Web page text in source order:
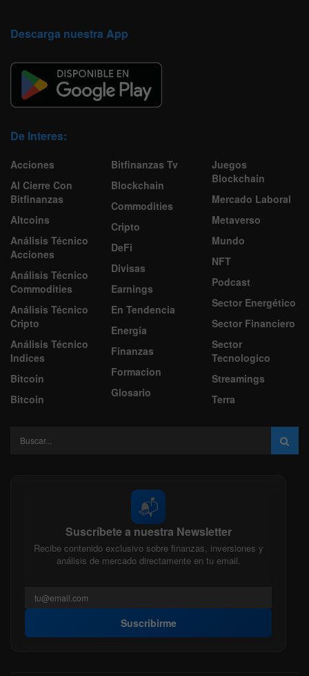
Descarga nuestra App
De Interes:
Acciones
Al Cierre Con
Bitfinanzas
Altcoins
Análisis Técnico
Acciones
Análisis Técnico
Commodities
Análisis Técnico
Cripto
Análisis Técnico
Indices
Bitcoin
Bitcoin
Bitfinanzas Tv
Blockchain
Commodities
Cripto
DeFi
Divisas
Earnings
En Tendencia
Energía
Finanzas
Formacion
Glosario
Juegos
Blockchain
Mercado Laboral
Metaverso
Mundo
NFT
Podcast
Sector Energético
Sector Financiero
Sector
Tecnologico
Streamings
Terra
📬
Suscríbete a nuestra Newsletter
Recibe contenido exclusivo sobre finanzas, inversiones y
análisis de mercado directamente en tu email.
Suscribirme